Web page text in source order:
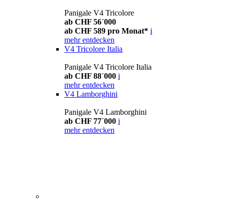
Panigale V4 Tricolore
ab CHF 56´000
ab CHF 589 pro Monat* i
mehr entdecken
V4 Tricolore Italia
Panigale V4 Tricolore Italia
ab CHF 88´000 i
mehr entdecken
V4 Lamborghini
Panigale V4 Lamborghini
ab CHF 77´000 i
mehr entdecken